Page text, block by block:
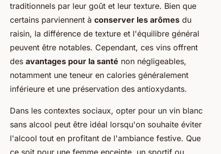
traditionnels par leur goût et leur texture. Bien que
certains parviennent à conserver les arômes du
raisin, la différence de texture et l'équilibre général
peuvent être notables. Cependant, ces vins offrent
des avantages pour la santé non négligeables,
notamment une teneur en calories généralement
inférieure et une préservation des antioxydants.
Dans les contextes sociaux, opter pour un vin blanc
sans alcool peut être idéal lorsqu'on souhaite éviter
l'alcool tout en profitant de l'ambiance festive. Que